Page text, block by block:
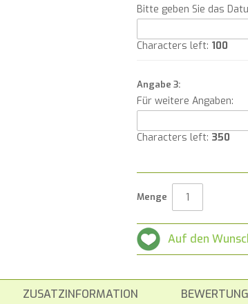
Bitte geben Sie das
Characters left: 100
Angabe 3:
Für weitere Angaben:
Characters left: 350
Menge
Auf den
ZUSATZINFORMATION